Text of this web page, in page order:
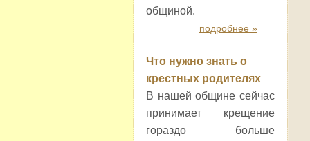
общиной.
подробнее »
Что нужно знать о
крестных родителях
В нашей общине сейчас
принимает крещение
гораздо больше